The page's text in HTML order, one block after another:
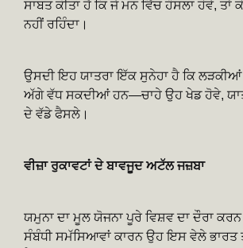
ਸਾਬਤ ਕੀਤਾ ਹੈ ਕਿ ਜੇ ਮਨ ਵਿੱਚ ਹੌਸਲਾ ਹੋਵੇ,
ਨਹੀਂ ਰਹਿੰਦਾ।
ਉਸਦੀ ਇਹ ਯਾਤਰਾ ਇੱਕ ਸੁਨੇਹਾ ਹੈ ਕਿ ਲੜਕੀਆਂ
ਅੱਗੇ ਵੱਧ ਸਕਦੀਆਂ ਹਨ—ਚਾਹੇ ਉਹ ਖੇਡ ਹੋਵੇ,
ਦੇ ਵੱਡੇ ਫੈਸਲੇ।
ਵੀਜ਼ਾ ਰੁਕਾਵਟਾਂ ਦੇ ਬਾਵਜੂਦ ਅਟੱਲ ਜਜ਼ਬਾ
ਯਮੁਨਾ ਦਾ ਮੂਲ ਯੋਜਨਾ ਪੂਰੇ ਵਿਸ਼ਵ ਦਾ ਦੌਰਾ ਕਰਨ
ਸੰਬੰਧੀ ਸਮੱਸਿਆਵਾਂ ਕਾਰਨ ਉਹ ਇਸ ਵੇਲੇ ਭਾਰਤ